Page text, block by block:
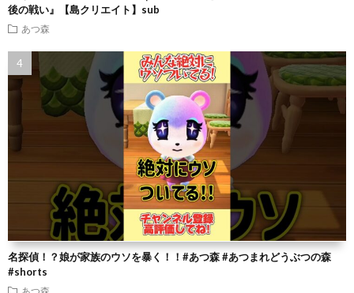
後の戦い』【島クリエイト】sub
あつ森
名探偵！？娘が家族のウソを暴く！！#あつ森 #あつまれどうぶつの森
#shorts
あつ森